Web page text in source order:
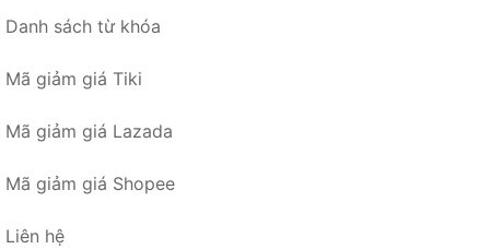
Danh sách từ khóa
Mã giảm giá Tiki
Mã giảm giá Lazada
Mã giảm giá Shopee
Liên hệ